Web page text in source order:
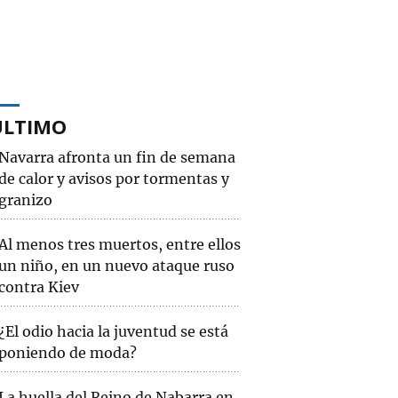
afronta un fin de semana
calor y avisos por tormentas y
granizo
menos tres muertos, entre ellos
niño, en un nuevo ataque ruso
Kiev
odio hacia la juventud se está
de moda?